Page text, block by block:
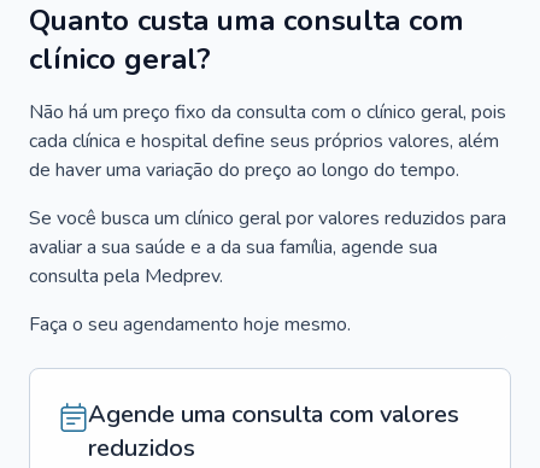
Quanto custa uma consulta com
clínico geral?
Não há um preço fixo da consulta com o clínico geral, pois
cada clínica e hospital define seus próprios valores, além
de haver uma variação do preço ao longo do tempo.
Se você busca um clínico geral por valores reduzidos para
avaliar a sua saúde e a da sua família, agende sua
consulta pela Medprev.
Faça o seu agendamento hoje mesmo.
Agende uma consulta com valores
reduzidos